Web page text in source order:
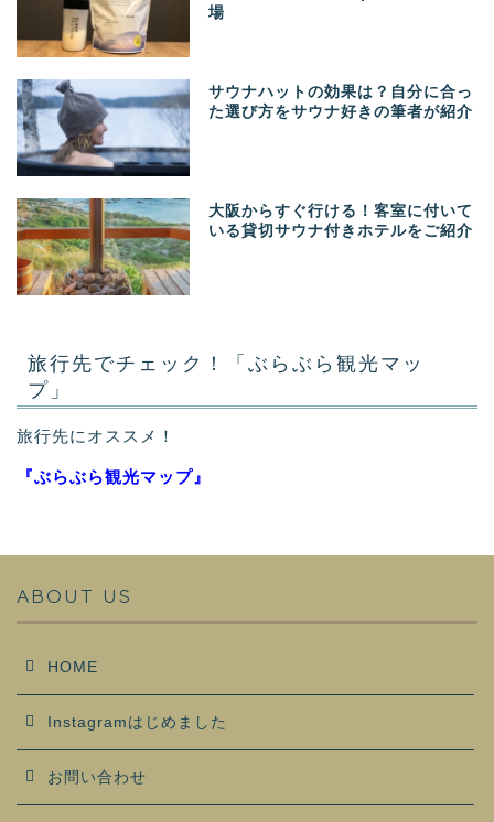
場
サウナハットの効果は？自分に合っ
た選び方をサウナ好きの筆者が紹介
大阪からすぐ行ける！客室に付いて
いる貸切サウナ付きホテルをご紹介
旅行先でチェック！「ぶらぶら観光マッ
プ」
旅行先にオススメ！
『ぶらぶら観光マップ』
ABOUT US
HOME
Instagramはじめました
お問い合わせ